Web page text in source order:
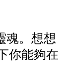
魂。想想
你能夠在